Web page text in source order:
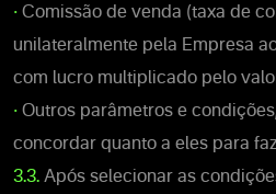
• Comissão de venda (taxa de
unilateralmente pela Empresa
com lucro multiplicado pelo
• Outros parâmetros e
concordar quanto a eles para
3.3. Após selecionar as